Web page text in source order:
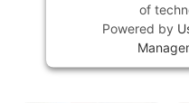
of
Powered by